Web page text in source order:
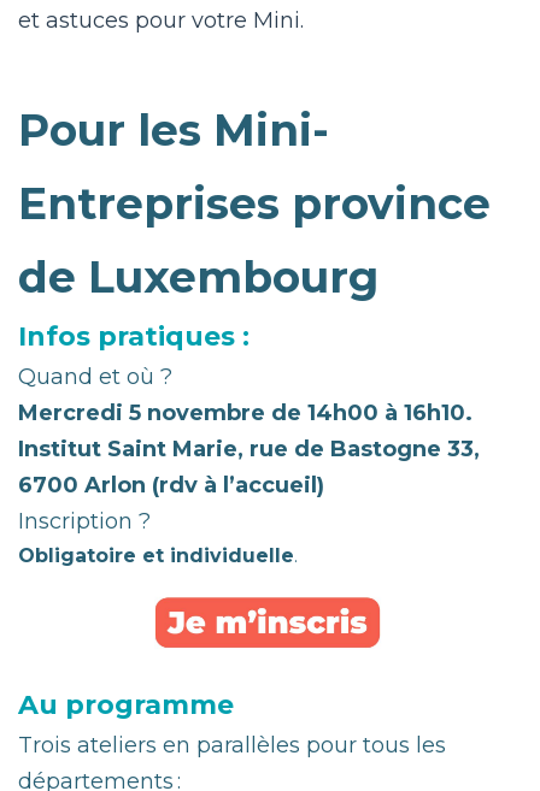
et astuces pour votre Mini.
Pour les Mini-
Entreprises province
de Luxembourg
Infos pratiques :
Quand et où ?
Mercredi 5 novembre de 14h00 à 16h10.
Institut Saint Marie, rue de Bastogne 33,
6700 Arlon (rdv à l’accueil)
Inscription ?
Obligatoire et individuelle.
Au programme
Trois ateliers en parallèles pour tous les
départements :